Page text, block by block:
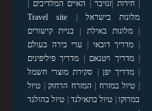
|חידות זנזיבר האיים המלדיבים
מלונות בישראל
Travel site
|מלונות באילת
בניית קישורים
מדריך דובאי
ערי בירה בעולם
|מדריך ויטנאם
מדריך פיליפינים
|מדריך יפן
סקירת מוצרי חשמל
טיול במזרח המזרח הרחוק| טיול
במרוקו| טיול בתאילנד| טיול בהולנד